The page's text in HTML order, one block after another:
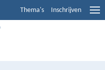
Thema's Inschrijven